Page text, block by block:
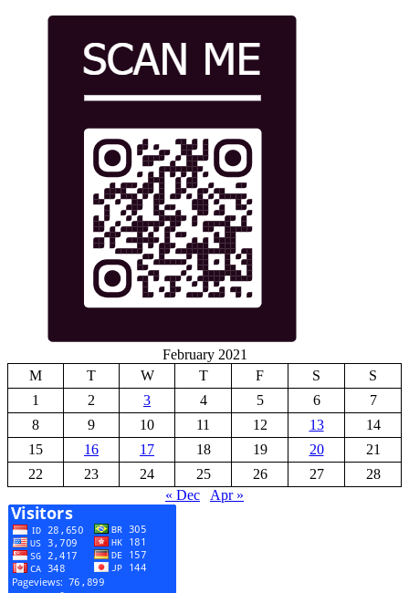
February 2021
M
T W T F S
S
1
2 3 4 5 6
7
8
9 10 11 12 13
14
15
16 17 18 19 20
21
22
23 24 25 26 27
28
« Dec
Apr »